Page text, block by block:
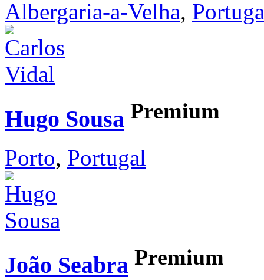
Albergaria-a-Velha,
Hugo Sousa Premium
Porto, Portugal
João Seabra Premium